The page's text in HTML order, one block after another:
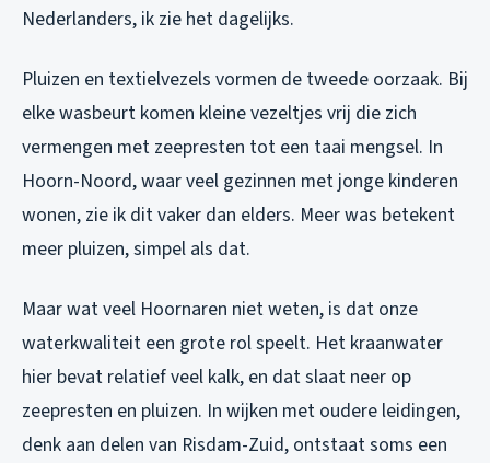
Nederlanders, ik zie het dagelijks.
Pluizen en textielvezels vormen de tweede oorzaak. Bij
elke wasbeurt komen kleine vezeltjes vrij die zich
vermengen met zeepresten tot een taai mengsel. In
Hoorn-Noord, waar veel gezinnen met jonge kinderen
wonen, zie ik dit vaker dan elders. Meer was betekent
meer pluizen, simpel als dat.
Maar wat veel Hoornaren niet weten, is dat onze
waterkwaliteit een grote rol speelt. Het kraanwater
hier bevat relatief veel kalk, en dat slaat neer op
zeepresten en pluizen. In wijken met oudere leidingen,
denk aan delen van Risdam-Zuid, ontstaat soms een